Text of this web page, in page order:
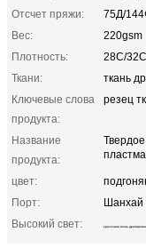
Отсчет пряжи:
75Д/
Вес:
220gsm
Плотность:
28С/32С
Ткани:
ткань
Ключевые слова
продукта:
резец
Название
продукта:
цвет:
Порт:
Шанхай
Высокий свет:
красочная ткань